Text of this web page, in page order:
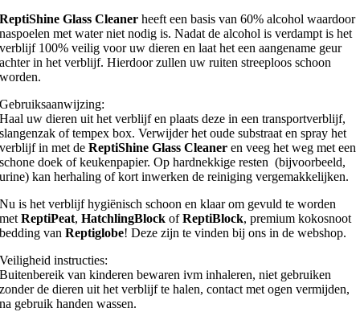
ReptiShine Glass Cleaner heeft een basis van 60% alcohol waardoor
naspoelen met water niet nodig is. Nadat de alcohol is verdampt is het
verblijf 100% veilig voor uw dieren en laat het een aangename geur
achter in het verblijf. Hierdoor zullen uw ruiten streeploos schoon
worden.
Gebruiksaanwijzing:
Haal uw dieren uit het verblijf en plaats deze in een transportverblijf,
slangenzak of tempex box. Verwijder het oude substraat en spray het
verblijf in met deReptiShine Glass Cleaneren veeg het weg met een
schone doek of keukenpapier. Op hardnekkige resten (bijvoorbeeld,
urine) kan herhaling of kort inwerken de reiniging vergemakkelijken.
Nu is het verblijf hygiënisch schoon en klaar om gevuld te worden
metReptiPeat,HatchlingBlock ofReptiBlock, premium kokosnoot
bedding vanReptiglobe! Deze zijn te vinden bij ons in de webshop.
Veiligheid instructies:
Buitenbereik van kinderen bewaren ivm inhaleren, niet gebruiken
zonder de dieren uit het verblijf te halen, contact met ogen vermijden,
na gebruik handen wassen.